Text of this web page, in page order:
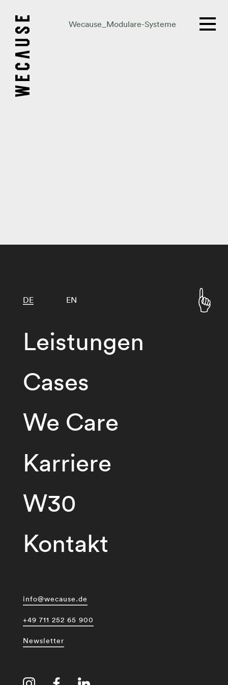
Wecause_Modulare-Systeme
Leistungen
Cases
We Care
Karriere
W30
Kontakt
DE EN
info@wecause.de
+49 711 252 65 900
Newsletter